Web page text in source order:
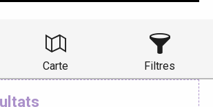
Carte Filtres